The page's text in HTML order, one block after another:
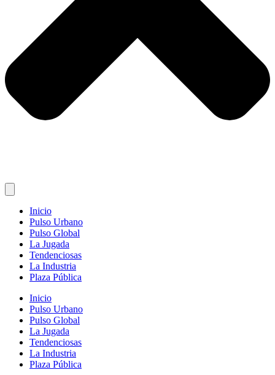
Inicio
Pulso Urbano
Pulso Global
La Jugada
Tendenciosas
La Industria
Plaza Pública
Inicio
Pulso Urbano
Pulso Global
La Jugada
Tendenciosas
La Industria
Plaza Pública